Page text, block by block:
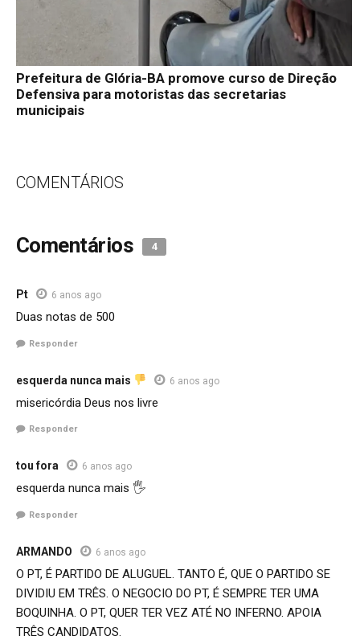
Prefeitura de Glória-BA promove curso de Direção
Defensiva para motoristas das secretarias
municipais
COMENTÁRIOS
Comentários 4
Pt 6 anos ago
Duas notas de 500
Responder
esquerda nunca mais 6 anos ago
misericórdia Deus nos livre
Responder
tou fora 6 anos ago
esquerda nunca mais 🖐️
Responder
ARMANDO 6 anos ago
O PT, É PARTIDO DE ALUGUEL. TANTO É, QUE O PARTIDO SE
DIVIDIU EM TRÊS. O NEGOCIO DO PT, É SEMPRE TER UMA
BOQUINHA. O PT, QUER TER VEZ ATÉ NO INFERNO. APOIA
TRÊS CANDIDATOS.